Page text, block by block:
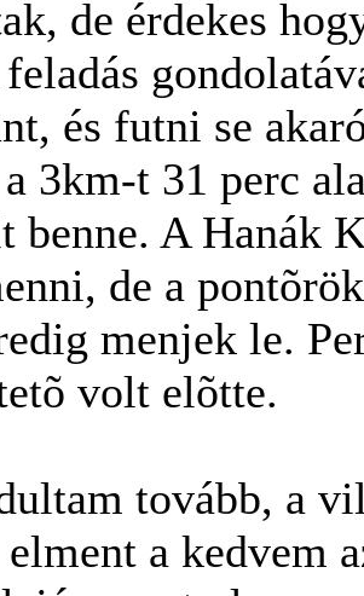
de érdekes
és futni se
3km-t 31 perc
benne. A Hanák
de a
menjek le.
volt elõtte.
tovább, a
a kedvem